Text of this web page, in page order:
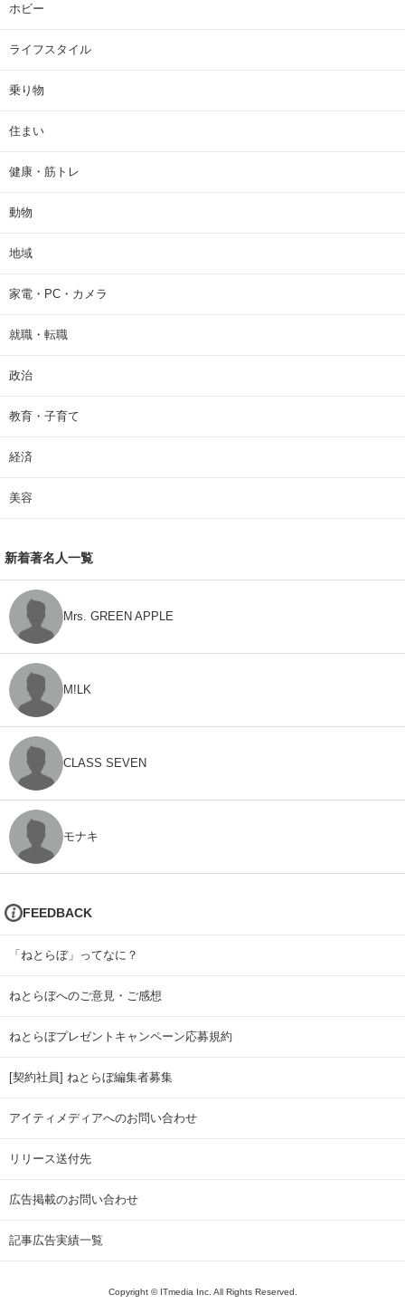
ホビー
ライフスタイル
乗り物
住まい
健康・筋トレ
動物
地域
家電・PC・カメラ
就職・転職
政治
教育・子育て
経済
美容
新着著名人一覧
Mrs. GREEN APPLE
M!LK
CLASS SEVEN
モナキ
FEEDBACK
「ねとらぼ」ってなに？
ねとらぼへのご意見・ご感想
ねとらぼプレゼントキャンペーン応募規約
[契約社員] ねとらぼ編集者募集
アイティメディアへのお問い合わせ
リリース送付先
広告掲載のお問い合わせ
記事広告実績一覧
Copyright © ITmedia Inc. All Rights Reserved.